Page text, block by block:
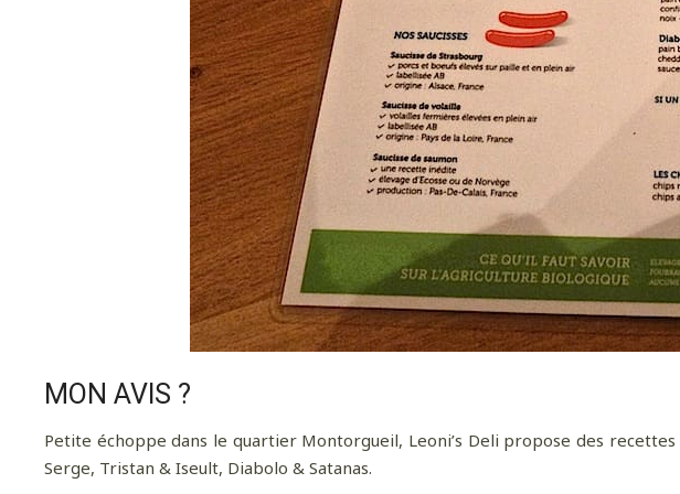
MON AVIS ?
Petite échoppe dans le quartier Montorgueil, Leoni’s Deli propose des
Serge, Tristan & Iseult, Diabolo & Satanas.